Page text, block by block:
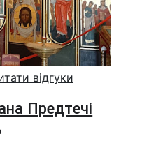
відгуки
Предтечі